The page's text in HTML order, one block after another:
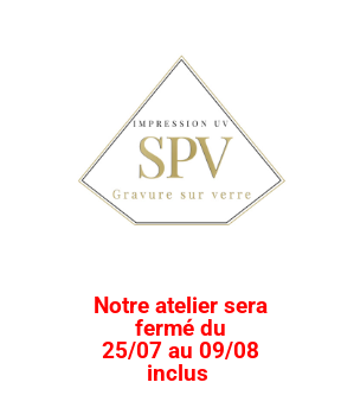
Notre atelier sera
fermé du
25/07 au 09/08
inclus